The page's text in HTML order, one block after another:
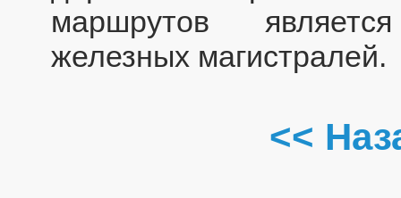
маршрутов
железных магистралей.
<<